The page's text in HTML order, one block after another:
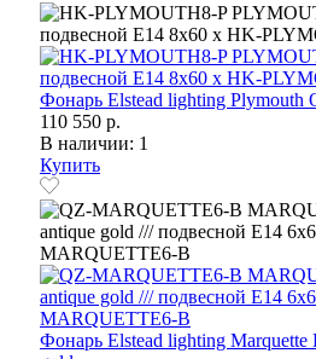
Фонарь Elstead lighting Plymouth
110 550 р.
В наличии: 1
Купить
Фонарь Elstead lighting Marquette